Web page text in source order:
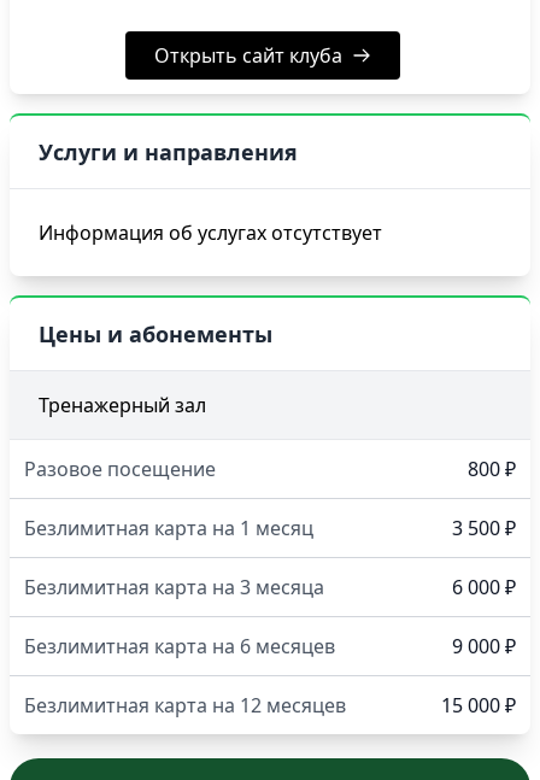
Открыть сайт клуба
Услуги и направления
Информация об услугах отсутствует
Цены и абонементы
Тренажерный зал
Разовое посещение 800 ₽
Безлимитная карта на 1 месяц 3 500 ₽
Безлимитная карта на 3 месяца 6 000 ₽
Безлимитная карта на 6 месяцев 9 000 ₽
Безлимитная карта на 12 месяцев 15 000 ₽